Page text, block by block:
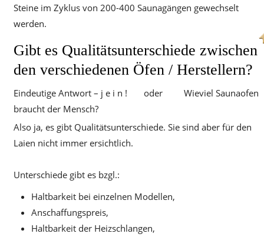
Steine im Zyklus von 200-400 Saunagängen gewechselt
werden.
Gibt es Qualitätsunterschiede zwischen
den verschiedenen Öfen / Herstellern?
Eindeutige Antwort – j e i n ! oder Wieviel Saunaofen
braucht der Mensch?
Also ja, es gibt Qualitätsunterschiede. Sie sind aber für den
Laien nicht immer ersichtlich.
Unterschiede gibt es bzgl.:
Haltbarkeit bei einzelnen Modellen,
Anschaffungspreis,
Haltbarkeit der Heizschlangen,